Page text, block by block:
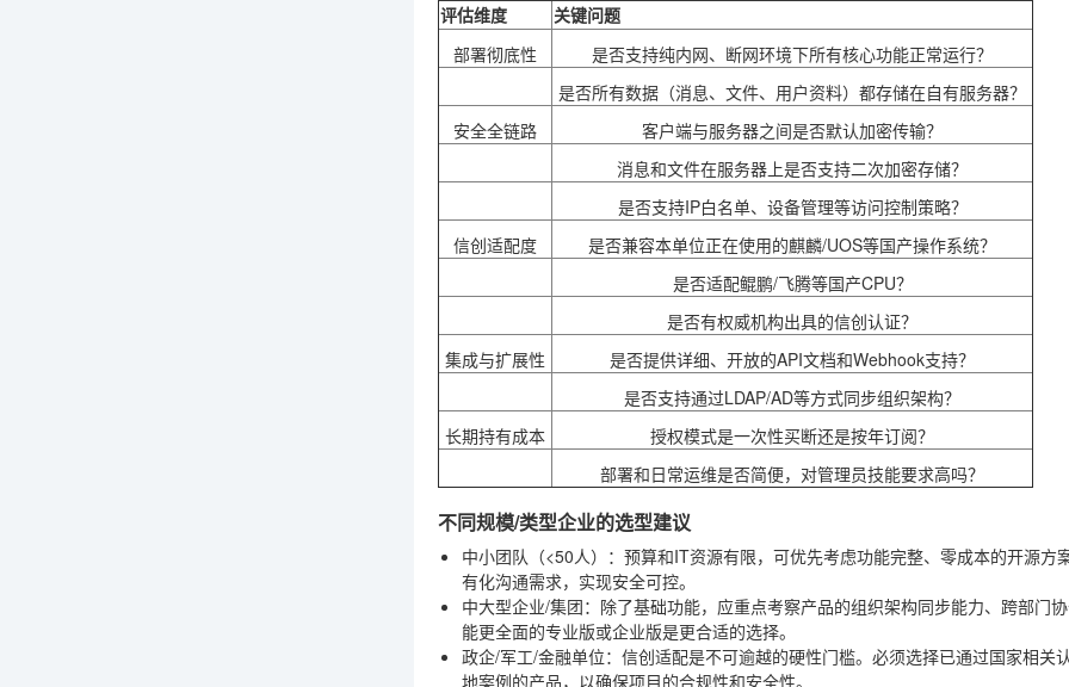
评估维度
关键问题
部署彻底性
是否支持纯内网、断网环境下所有核心功能正常运行？
是否所有数据（消息、文件、用户资料）都存储在自有服务器？
安全全链路
客户端与服务器之间是否默认加密传输？
消息和文件在服务器上是否支持二次加密存储？
是否支持IP白名单、设备管理等访问控制策略？
信创适配度
是否兼容本单位正在使用的麒麟/UOS等国产操作系统？
是否适配鲲鹏/飞腾等国产CPU？
是否有权威机构出具的信创认证？
集成与扩展性
是否提供详细、开放的API文档和Webhook支持？
是否支持通过LDAP/AD等方式同步组织架构？
长期持有成本
授权模式是一次性买断还是按年订阅？
部署和日常运维是否简便，对管理员技能要求高吗？
不同规模/类型企业的选型建议
中小团队（<50人） ：预算和IT资源有限，可优先考虑功能完整、零成本的开源
有化沟通需求，实现安全可控。
中大型企业/集团：除了基础功能，应重点考察产品的组织架构同步能力、跨部门
能更全面的专业版或企业版是更合适的选择。
政企/军工/金融单位：信创适配是不可逾越的硬性门槛。必须选择已通过国家相
地案例的产品，以确保项目的合规性和安全性。